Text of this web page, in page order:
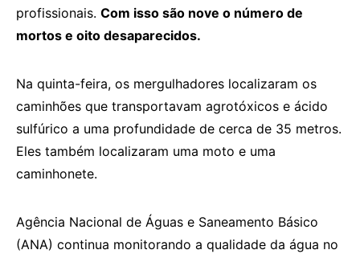
profissionais. Com isso são nove o número de
mortos e oito desaparecidos.
Na quinta-feira, os mergulhadores localizaram os
caminhões que transportavam agrotóxicos e ácido
sulfúrico a uma profundidade de cerca de 35 metros.
Eles também localizaram uma moto e uma
caminhonete.
Agência Nacional de Águas e Saneamento Básico
(ANA) continua monitorando a qualidade da água no